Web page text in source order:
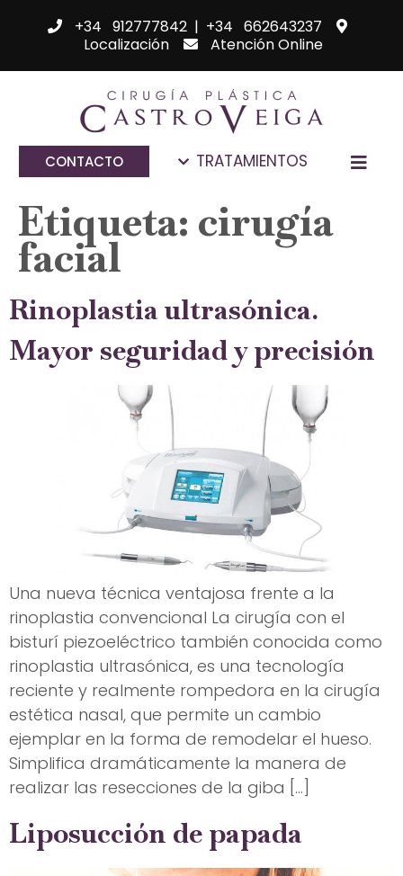
+34 912777842| +34 662643237
Localización
Atención Online
CONTACTO TRATAMIENTOS
Etiqueta: cirugía
facial
Rinoplastia ultrasónica.
Mayor seguridad y precisión
Una nueva técnica ventajosa frente a la
rinoplastia convencional La cirugía con el
bisturí piezoeléctrico también conocida como
rinoplastia ultrasónica, es una tecnología
reciente y realmente rompedora en la cirugía
estética nasal, que permite un cambio
ejemplar en la forma de remodelar el hueso.
Simplifica dramáticamente la manera de
realizar las resecciones de la giba […]
Liposucción de papada